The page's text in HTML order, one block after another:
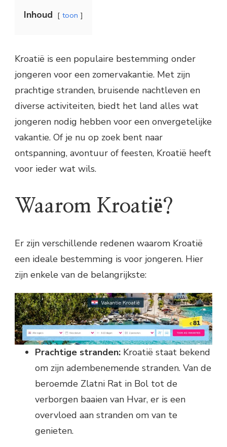
Inhoud toon
Kroatië is een populaire bestemming onder
jongeren voor een zomervakantie. Met zijn
prachtige stranden, bruisende nachtleven en
diverse activiteiten, biedt het land alles wat
jongeren nodig hebben voor een onvergetelijke
vakantie. Of je nu op zoek bent naar
ontspanning, avontuur of feesten, Kroatië heeft
voor ieder wat wils.
Waarom Kroatië?
Er zijn verschillende redenen waarom Kroatië
een ideale bestemming is voor jongeren. Hier
zijn enkele van de belangrijkste:
Prachtige stranden: Kroatië staat bekend
om zijn adembenemende stranden. Van de
beroemde Zlatni Rat in Bol tot de
verborgen baaien van Hvar, er is een
overvloed aan stranden om van te
genieten.